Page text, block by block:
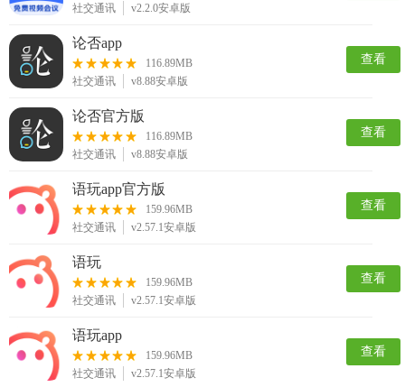
社交通讯
v2.2.0安卓版
论否app
116.89MB
社交通讯
v8.88安卓版
查看
论否官方版
116.89MB
社交通讯
v8.88安卓版
查看
语玩app官方版
159.96MB
社交通讯
v2.57.1安卓版
查看
语玩
159.96MB
社交通讯
v2.57.1安卓版
查看
语玩app
159.96MB
社交通讯
v2.57.1安卓版
查看